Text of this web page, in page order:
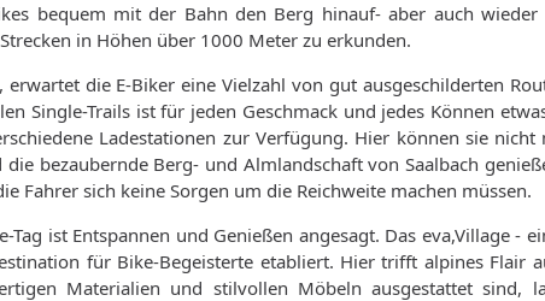
bequem mit der Bahn den Berg hinauf- aber auch
in Höhen über 1000 Meter zu erkunden.
die E-Biker eine Vielzahl von gut ausgeschilderten
Single-Trails ist für jeden Geschmack und jedes Können
Ladestationen zur Verfügung. Hier können sie
die bezaubernde Berg- und Almlandschaft von Saalbach
Fahrer sich keine Sorgen um die Reichweite machen müssen.
Tag ist Entspannen und Genießen angesagt. Das eva,Village -
für Bike-Begeisterte etabliert. Hier trifft alpines Flair
Materialien und stilvollen Möbeln ausgestattet sind,